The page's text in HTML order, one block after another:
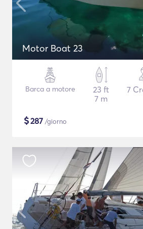
Motor Boat 23
Barca a motore
23 ft
7 m
7
$287 /giorno